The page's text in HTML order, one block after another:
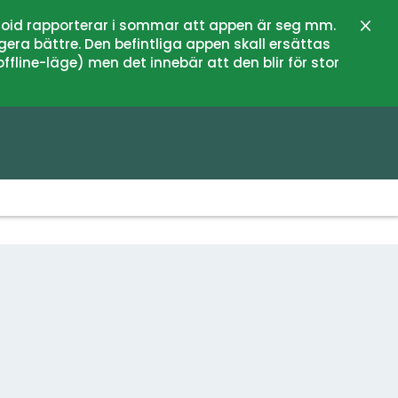
rapporterar i sommar att appen är seg mm.
bättre. Den befintliga appen skall ersättas
läge) men det innebär att den blir för stor